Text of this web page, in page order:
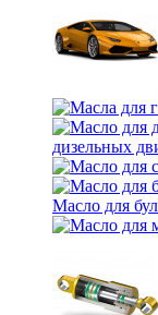
дизельных
Масло для